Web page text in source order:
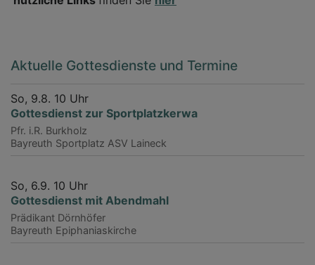
Aktuelle Gottesdienste und Termine
So, 9.8. 10 Uhr
Gottesdienst zur Sportplatzkerwa
Pfr. i.R. Burkholz
Bayreuth Sportplatz ASV Laineck
So, 6.9. 10 Uhr
Gottesdienst mit Abendmahl
Prädikant Dörnhöfer
Bayreuth Epiphaniaskirche